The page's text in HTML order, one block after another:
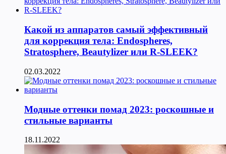
Какой из аппаратов самый эффективный
для коррекция тела: Endospheres,
Stratosphere, Beautylizer или R-SLEEK?
02.03.2022
Модные оттенки помад 2023: роскошные и
стильные варианты
18.11.2022